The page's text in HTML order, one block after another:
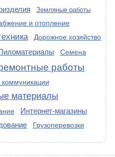
Земляные работы
и отопление
Дорожное хозяйство
Семена
работы
материалы
Интернет-магазины
Грузоперевозки